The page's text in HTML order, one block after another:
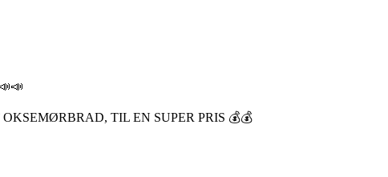
TIL EN SUPER PRIS 💰💰